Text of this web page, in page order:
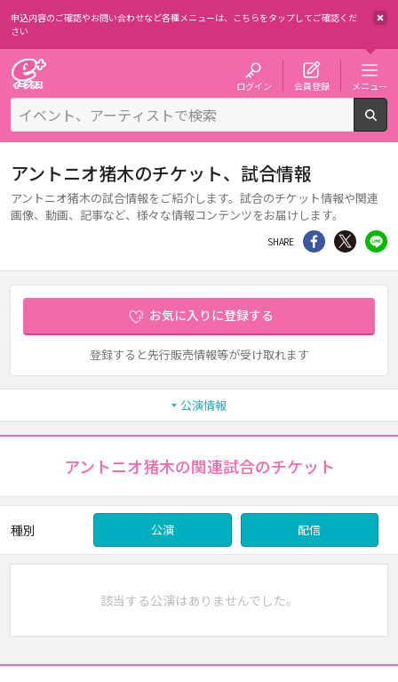
申込内容のご確認やお問い合わせなど各種メニューは、 こちらをタップしてご確認くだ
さい
ログイン 会員登録 メニュー
アントニオ猪木のチケット、試合情報
アントニオ猪木の試合情報をご紹介します。試合のチケット情報や関連
画像、動画、記事など、様々な情報コンテンツをお届けします。
SHARE シェア Twitter
お気に入りに登録する
登録すると先行販売情報等が受け取れます
公演情報
アントニオ猪木の関連試合のチケット
種別 公演 配信
該当する公演はありませんでした。